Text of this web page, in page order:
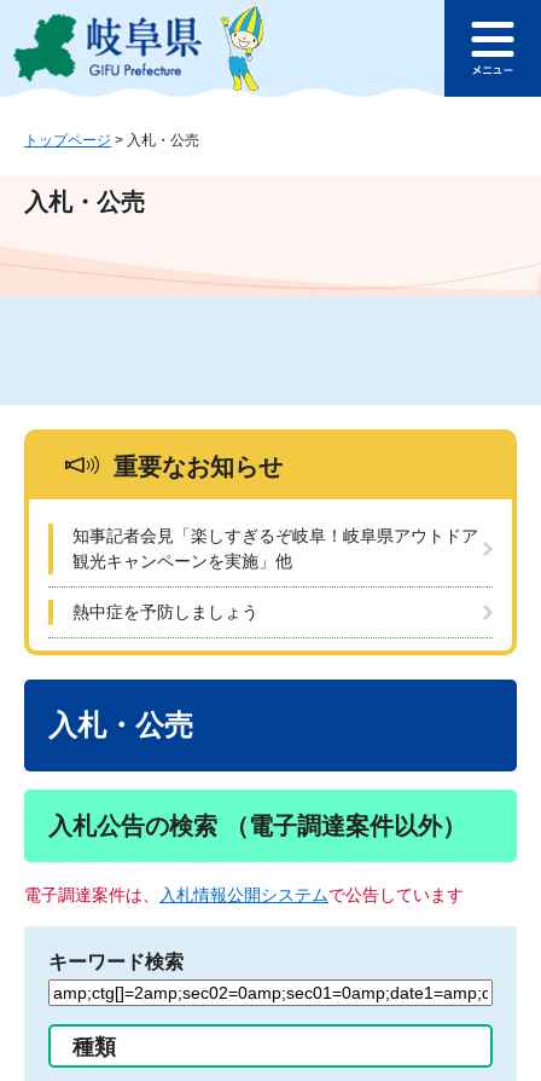
ジ
ュ
文
このページの本文へ
ュ
トップページ > 入札・公売
入札・公売
重要なお知らせ
知事記者会見「楽しすぎるぞ岐阜！岐阜県アウトドア
観光キャンペーンを実施」他
熱中症を予防しましょう
入札・公売
入札公告の検索 （電子調達案件以外）
電子調達案件は、 入札情報公開システムで公告しています
キーワード検索
検
る
種類